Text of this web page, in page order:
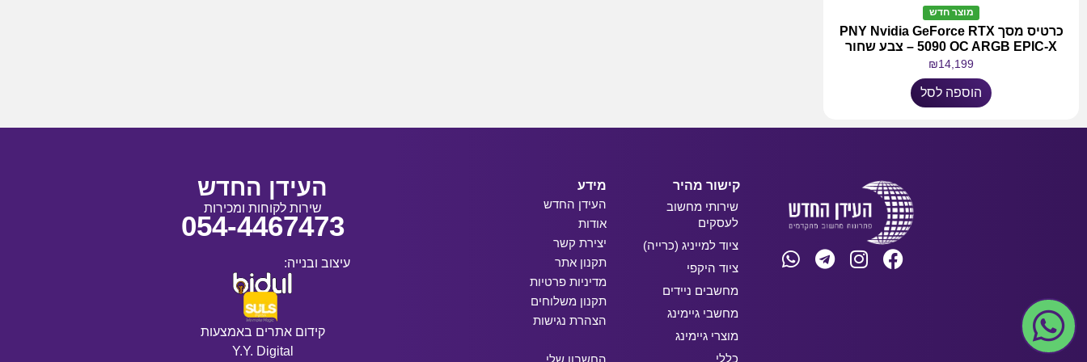
מוצר חדש
כרטיס מסך PNY Nvidia GeForce RTX
5090 OC ARGB EPIC-X – צבע שחור
₪14,199
הוספה לסל
קישור מהיר
שירותי מחשוב
לעסקים
ציוד למייניג (כרייה)
ציוד היקפי
מחשבים ניידים
מחשבי גיימינג
מוצרי גיימינג
כללי
מידע
העידן החדש
אודות
יצירת קשר
תקנון אתר
מדיניות פרטיות
תקנון משלוחים
הצהרת נגישות
העידן החדש
שירות לקוחות ומכירות
054-4467473
עיצוב ובנייה:
קידום אתרים באמצעות
Y.Y. Digital